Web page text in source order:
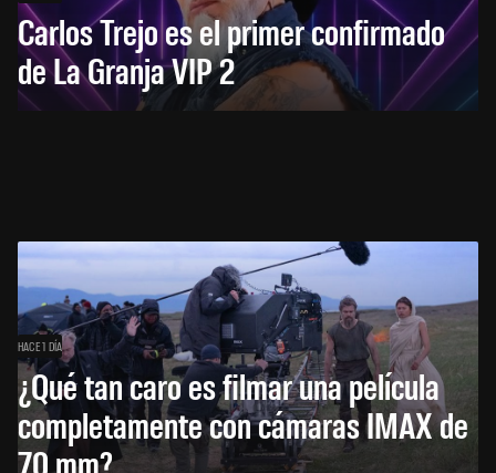
Carlos Trejo es el primer confirmado
de La Granja VIP 2
HACE 1 DÍA
¿Qué tan caro es filmar una película
completamente con cámaras IMAX de
70 mm?